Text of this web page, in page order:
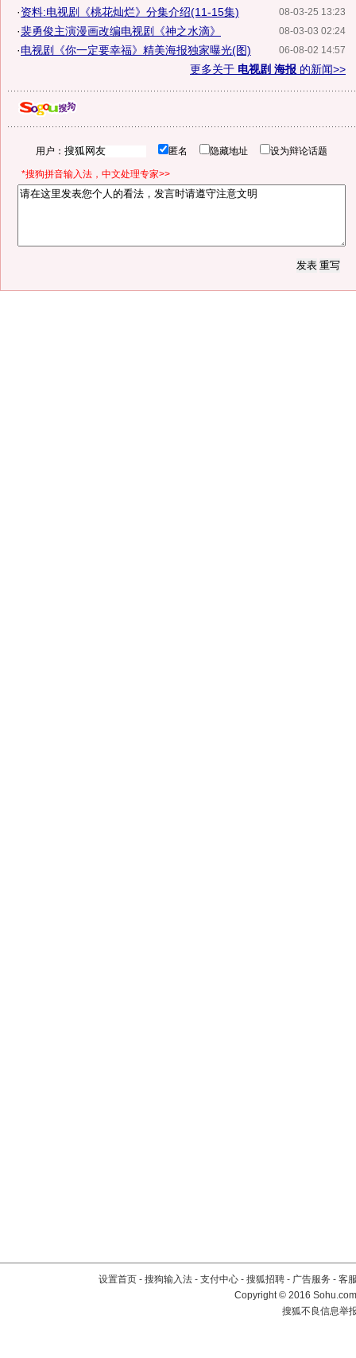
08-03-25 13:23
·资料:电视剧《桃花灿烂》分集介绍(11-15集)
08-03-03 02:24
·裴勇俊主演漫画改编电视剧《神之水滴》
06-08-02 14:57
·电视剧《你一定要幸福》精美海报独家曝光(图)
更多关于 电视剧 海报 的新闻>>
用户： 匿名 隐藏地址 设为辩论话题
*搜狗拼音输入法，中文处理专家>>
设置首页 - 搜狗输入法 - 支付中心 - 搜狐招聘 - 广告服务 - 客
Copyright©2016
搜狐不良信息举